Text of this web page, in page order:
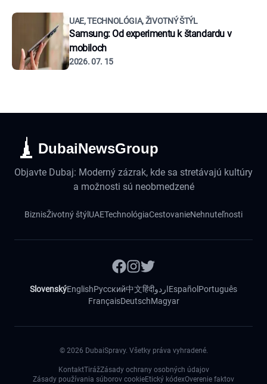
UAE, TECHNOLÓGIA, ŽIVOTNÝ ŠTÝL
Samsung: Od experimentu k štandardu v
mobiloch
2026. 07. 15
DubaiNewsGroup
Objavte Dubaj: Moderný zázrak, kde sa stretávajú kultúry
a možnosti sú neobmedzené
BiznisŽivotný štýl UAETechnológiaCestovanieNehnuteľnosti
SlovenskýEnglishРусский中文हिंदीاردوEspañol Português
FrançaisDeutschMagyar
© 2026 DubaiSpravy. Všetky práva vyhradené.
KontaktTirážZásady ochrany osobných údajov
Zásady používania súborov cookieEtický kódexOverenie faktov